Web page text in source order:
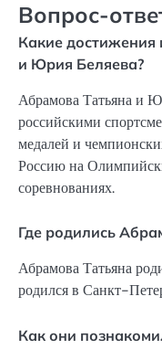
Вопрос-
Какие достижения
и Юрия Беляева?
Абрамова Татьяна и
российскими
медалей и
Россию на
соревнованиях.
Где родились
Абрамова Татьяна
родился в Санкт-
Как они